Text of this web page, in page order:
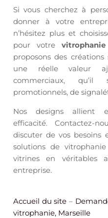
Si vous cherchez à
donner à votre
n’hésitez plus et
pour votre
proposons des
une réelle valeur
commerciaux, qu’il
promotionnels, de
Nos designs allient
efficacité. Contactez-
discuter de vos besoins
solutions de
vitrines en véritables
entreprise.
Accueil du site –
vitrophanie, Marseille